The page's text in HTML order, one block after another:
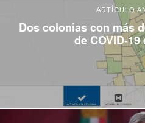
ARTÍCULO
Dos colonias con más
de COVID-